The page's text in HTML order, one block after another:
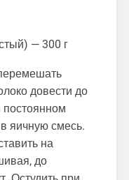
— 300 г
довести до
постоянном
яичную смесь.
на
до